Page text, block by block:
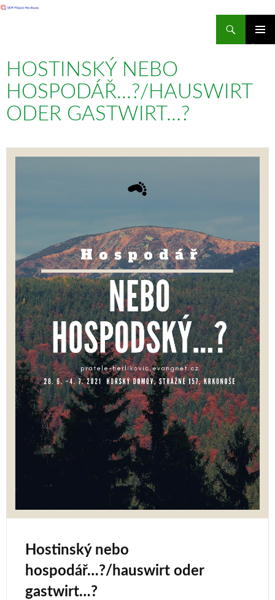
OBSAHU
WEBU
HOSTINSKÝ NEBO
HOSPODÁŘ…?/HAUSWIRT
ODER GASTWIRT…?
Hostinský nebo
hospodář…?/hauswirt oder
gastwirt…?